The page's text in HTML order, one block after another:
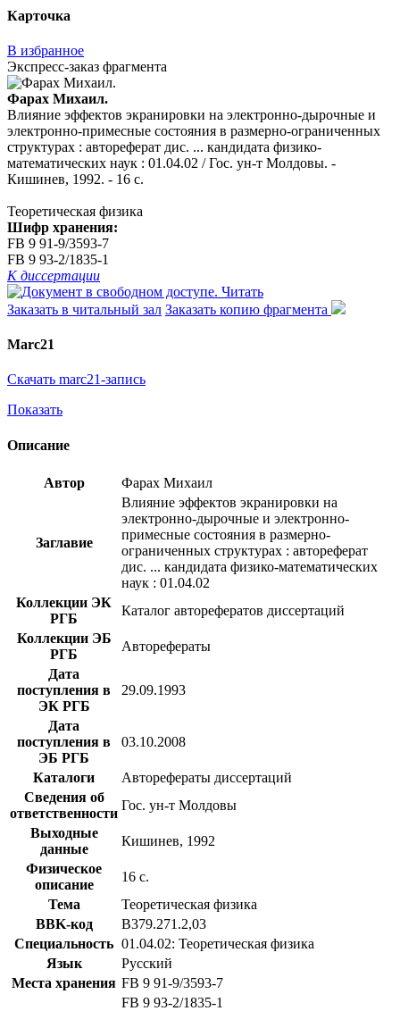
Карточка
В избранное
Экспресс-заказ фрагмента
Фарах Михаил.
Влияние эффектов экранировки на электронно-дырочные и
электронно-примесные состояния в размерно-ограниченных
структурах : автореферат дис. ... кандидата физико-
математических наук : 01.04.02 / Гос. ун-т Молдовы. -
Кишинев, 1992. - 16 с.
Теоретическая физика
Шифр хранения:
FB 9 91-9/3593-7
FB 9 93-2/1835-1
К диссертации
Читать
Заказать в читальный зал Заказать копию фрагмента
Marc21
Скачать marc21-запись
Показать
Описание
Автор Фарах Михаил
Заглавие
Влияние эффектов экранировки на
электронно-дырочные и электронно-
примесные состояния в размерно-
ограниченных структурах : автореферат
дис. ... кандидата физико-математических
наук : 01.04.02
Коллекции ЭК
РГБ
Каталог авторефератов диссертаций
Коллекции ЭБ
РГБ
Авторефераты
Дата
поступления в
ЭК РГБ
29.09.1993
Дата
поступления в
ЭБ РГБ
03.10.2008
Каталоги
Авторефераты диссертаций
Сведения об
ответственности
Гос. ун-т Молдовы
Выходные
данные
Кишинев, 1992
Физическое
описание
16 с.
Тема
Теоретическая физика
BBK-код
В379.271.2,03
Специальность 01.04.02: Теоретическая физика
Язык
Русский
Места хранения FB 9 91-9/3593-7
FB 9 93-2/1835-1